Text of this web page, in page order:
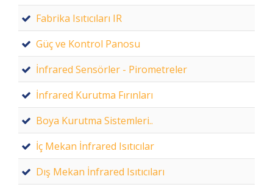
Fabrika Isıtıcıları IR
Güç ve Kontrol Panosu
İnfrared Sensörler - Pirometreler
İnfrared Kurutma Fırınları
Boya Kurutma Sistemleri..
İç Mekan İnfrared Isıtıcılar
Dış Mekan İnfrared Isıtıcıları